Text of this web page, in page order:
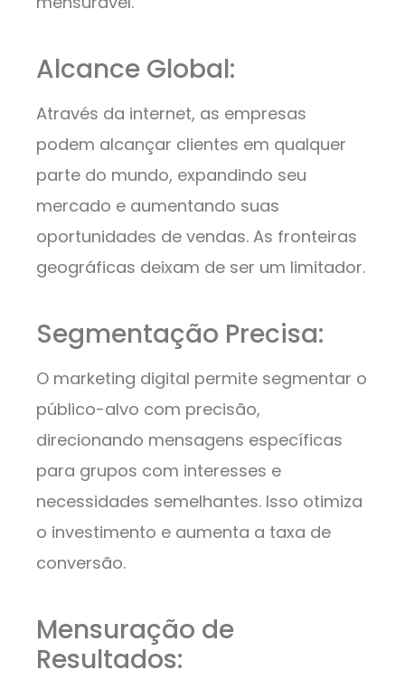
Alcance Global:
Através da internet, as empresas
podem alcançar clientes em qualquer
parte do mundo, expandindo seu
mercado e aumentando suas
oportunidades de vendas. As fronteiras
geográficas deixam de ser um limitador.
Segmentação Precisa:
O marketing digital permite segmentar o
público-alvo com precisão,
direcionando mensagens específicas
para grupos com interesses e
necessidades semelhantes. Isso otimiza
o investimento e aumenta a taxa de
conversão.
Mensuração de
Resultados: